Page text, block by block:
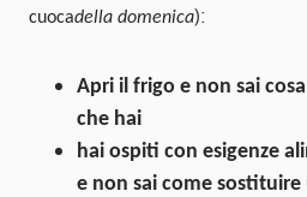
cuocadella domenica):
Apri il frigo e non sai
che hai
hai ospiti con esigenze
e non sai come